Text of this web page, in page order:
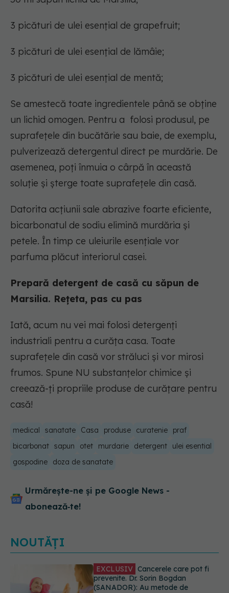
3 picături de ulei esențial de grapefruit;
3 picături de ulei esențial de lămâie;
3 picături de ulei esențial de mentă;
Se amestecă toate ingredientele până se obține
un lichid omogen. Pentru a folosi produsul, pe
suprafețele din bucătărie sau baie, de exemplu,
pulverizează detergentul direct pe murdărie. De
asemenea, poți înmuia o cârpă în această
soluție și șterge toate suprafețele din casă.
Datorita acțiunii sale abrazive foarte eficiente,
bicarbonatul de sodiu elimină murdăria și
petele. În timp ce uleiurile esențiale vor
parfuma plăcut interiorul casei.
Prepară detergent de casă cu săpun de
Marsilia. Rețeta, pas cu pas
Iată, acum nu vei mai folosi detergenți
industriali pentru a curăța casa. Toate
suprafețele din casă vor străluci și vor mirosi
frumos. Spune NU substanțelor chimice și
creează-ți propriile produse de curățare pentru
casă!
medical sanatate Casa produse curatenie
praf
bicarbonat sapun otet murdarie detergent
ulei esential
gospodine
doza de sanatate
Urmărește-ne și pe Google News -
abonează‑te!
NOUTĂȚI
Testul din deget care ar putea
indica riscul pentru 8 boli majore